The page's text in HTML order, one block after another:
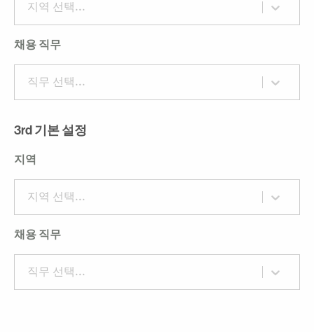
지역 선택...
채용 직무
직무 선택...
3rd 기본 설정
지역
지역 선택...
채용 직무
직무 선택...